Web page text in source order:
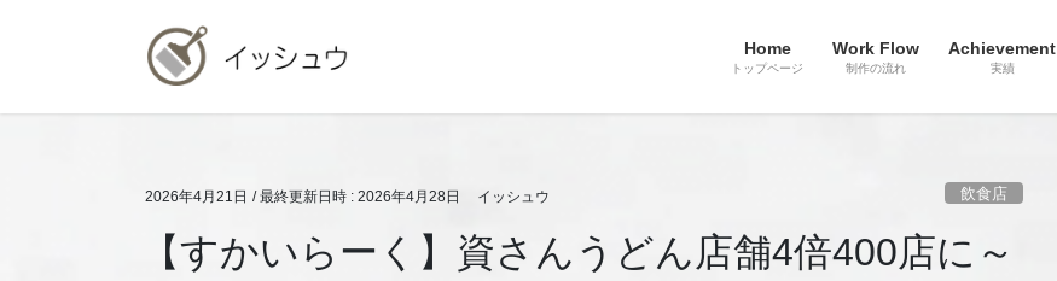
Home
トップページ
Work Flow
制作の流れ
Achievement
実績
2026年4月21日 / 最終更新日時 : 2026年4月28日 イッシュウ 飲食店
【すかいらーく】資さんうどん店舗4倍400店に～